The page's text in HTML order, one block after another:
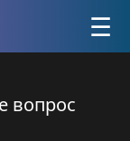
☰
вопрос